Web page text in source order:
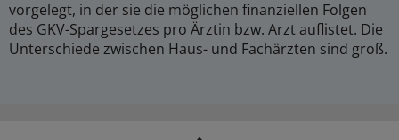
vorgelegt, in der sie die möglichen finanziellen Folgen
des GKV-Spargesetzes pro Ärztin bzw. Arzt auflistet. Die
Unterschiede zwischen Haus- und Fachärzten sind groß.